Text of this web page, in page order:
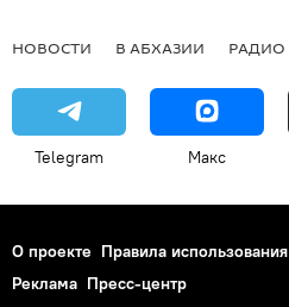
НОВОСТИ В АБХАЗИИ РАДИО
Telegram Макс
О проекте Правила использования
Реклама Пресс-центр